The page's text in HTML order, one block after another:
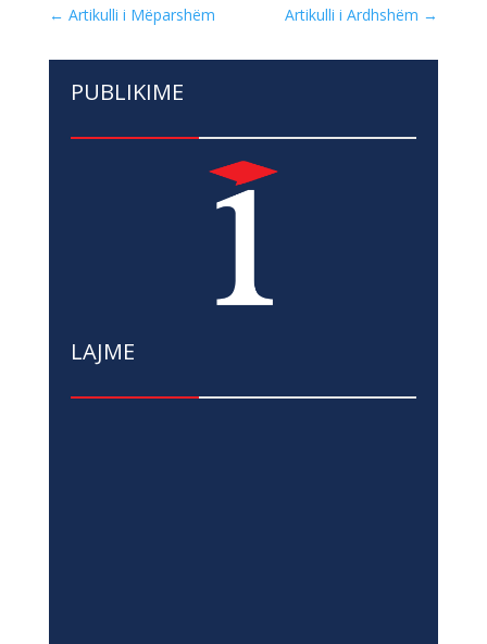
← Artikulli i Mëparshëm Artikulli i Ardhshëm →
PUBLIKIME
LAJME